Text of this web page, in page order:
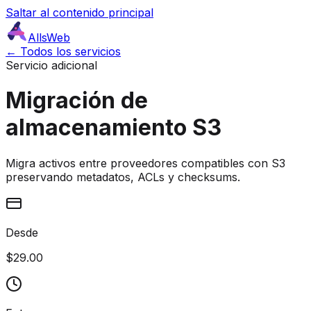
Saltar al contenido principal
AllsWeb
← Todos los servicios
Servicio adicional
Migración de
almacenamiento S3
Migra activos entre proveedores compatibles con S3
preservando metadatos, ACLs y checksums.
Desde
$29.00